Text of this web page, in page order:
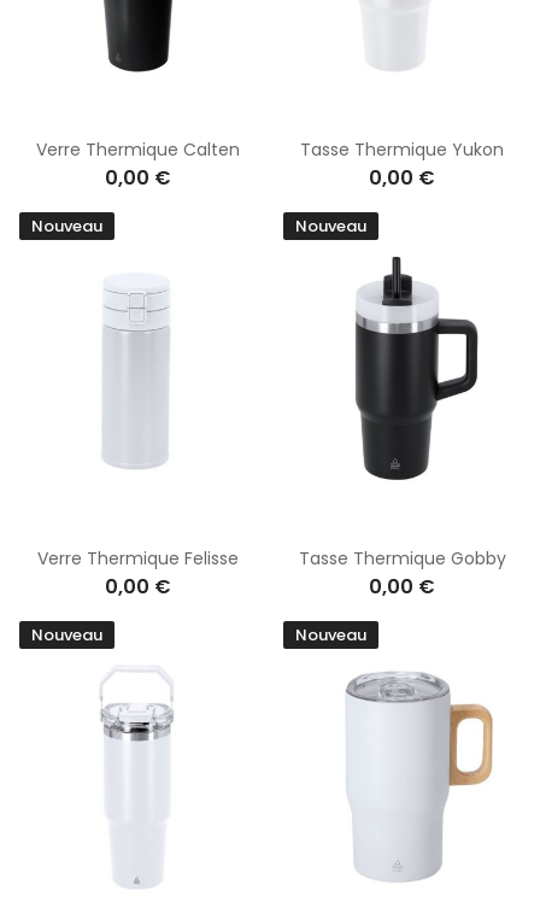
Verre Thermique Calten
0,00 €
Tasse Thermique Yukon
0,00 €
Nouveau
Verre Thermique Felisse
0,00 €
Nouveau
Tasse Thermique Gobby
0,00 €
Nouveau Nouveau